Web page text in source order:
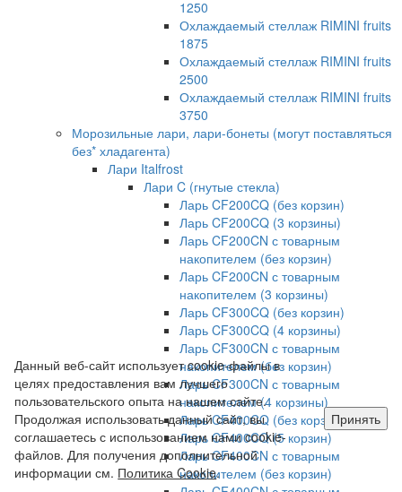
1250
Охлаждаемый стеллаж RIMINI fruits
1875
Охлаждаемый стеллаж RIMINI fruits
2500
Охлаждаемый стеллаж RIMINI fruits
3750
Морозильные лари, лари-бонеты (могут поставляться
без* хладагента)
Лари Italfrost
Лари C (гнутые стекла)
Ларь CF200CQ (без корзин)
Ларь CF200CQ (3 корзины)
Ларь CF200CN с товарным
накопителем (без корзин)
Ларь CF200CN с товарным
накопителем (3 корзины)
Ларь CF300CQ (без корзин)
Ларь CF300CQ (4 корзины)
Ларь CF300CN с товарным
накопителем (без корзин)
Ларь CF300CN с товарным
накопителем (4 корзины)
Ларь CF400CQ (без корзин)
Ларь CF400CQ (5 корзин)
Ларь CF400CN с товарным
накопителем (без корзин)
Данный веб-сайт использует cookie-файлы в
целях предоставления вам лучшего
пользовательского опыта на нашем сайте.
Продолжая использовать данный сайт, вы
соглашаетесь с использованием нами cookie-
файлов. Для получения дополнительной
информации см. Политика Cookie.
Принять